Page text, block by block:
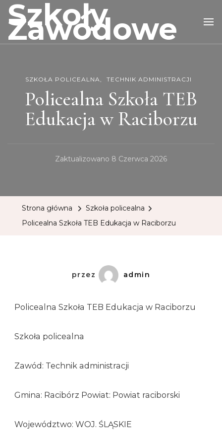
Szkoły
Zawodowe
SZKOŁA POLICEALNA TECHNIK ADMINISTRACJI
Policealna Szkoła TEB
Edukacja w Raciborzu
Zaktualizowano 8 Czerwca 2026
Strona główna
Szkoła policealna
Policealna Szkoła TEB Edukacja w Raciborzu
przez admin
Policealna Szkoła TEB Edukacja w Raciborzu
Szkoła policealna
Zawód: Technik administracji
Gmina: Racibórz Powiat: Powiat raciborski
Województwo: WOJ. ŚLĄSKIE